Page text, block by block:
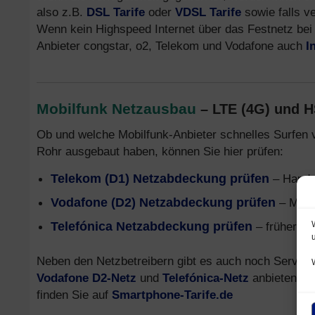
also z.B. DSL Tarife oder VDSL Tarife sowie falls
Wenn kein Highspeed Internet über das Festnetz
Anbieter congstar, o2, Telekom und Vodafone auch
Mobilfunk Netzausbau – LTE (4G) und
Ob und welche Mobilfunk-Anbieter schnelles
Rohr ausgebaut haben, können Sie hier prüfen:
Telekom (D1) Netzabdeckung prüfen –
Vodafone (D2) Netzabdeckung prüfen –
Telefónica Netzabdeckung prüfen – früher
Neben den Netzbetreibern gibt es auch noch
Vodafone D2-Netz und Telefónica-Netz anbieten.
finden Sie auf Smartphone-Tarife.de